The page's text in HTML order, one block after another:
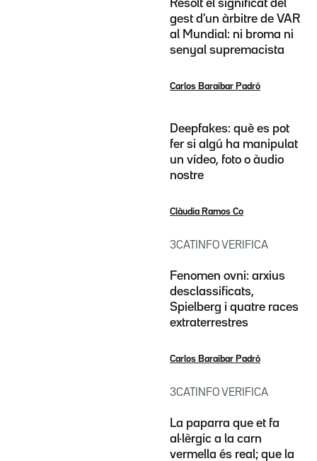
Resolt el significat del
gest d'un àrbitre de VAR
al Mundial: ni broma ni
senyal supremacista
Carlos Baraibar Padró
Deepfakes: què es pot
fer si algú ha manipulat
un vídeo, foto o àudio
nostre
Clàudia Ramos Co
3CATINFO VERIFICA
Fenomen ovni: arxius
desclassificats,
Spielberg i quatre races
extraterrestres
Carlos Baraibar Padró
3CATINFO VERIFICA
La paparra que et fa
al·lèrgic a la carn
vermella és real; que la